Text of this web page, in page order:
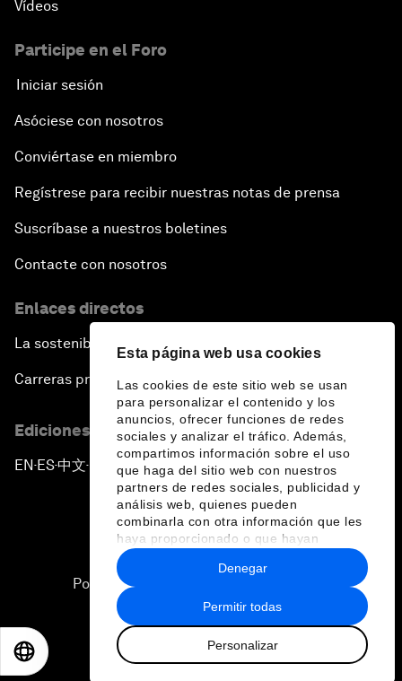
Esta página web usa cookies
Las cookies de este sitio web se usan
para personalizar el contenido y los
anuncios, ofrecer funciones de redes
sociales y analizar el tráfico. Además,
compartimos información sobre el uso
que haga del sitio web con nuestros
partners de redes sociales, publicidad y
análisis web, quienes pueden
combinarla con otra información que les
haya proporcionado o que hayan
recopilado a partir del uso que haya
hecho de sus servicios.
Permitir todas
Personalizar
Denegar
Vídeos
Participe en el Foro
Iniciar sesión
Asóciese con nosotros
Conviértase en miembro
Regístrese para recibir nuestras notas de prensa
Suscríbase a nuestros boletines
Contacte con nosotros
Enlaces directos
La sostenibilidad en el Foro
Carreras profesionales
Ediciones en otros idiomas
EN ▪ES▪中文▪ 日本語
Política de privacidad y normas de uso
Sitemap
2026 Foro Económico Mundial